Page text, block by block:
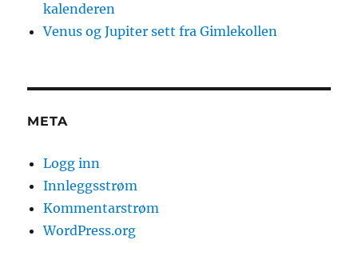
kalenderen
Venus og Jupiter sett fra Gimlekollen
META
Logg inn
Innleggsstrøm
Kommentarstrøm
WordPress.org